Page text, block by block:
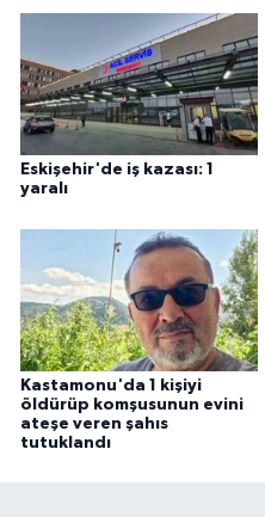
Eskişehir'de iş kazası: 1
yaralı
Kastamonu'da 1 kişiyi
öldürüp komşusunun evini
ateşe veren şahıs
tutuklandı